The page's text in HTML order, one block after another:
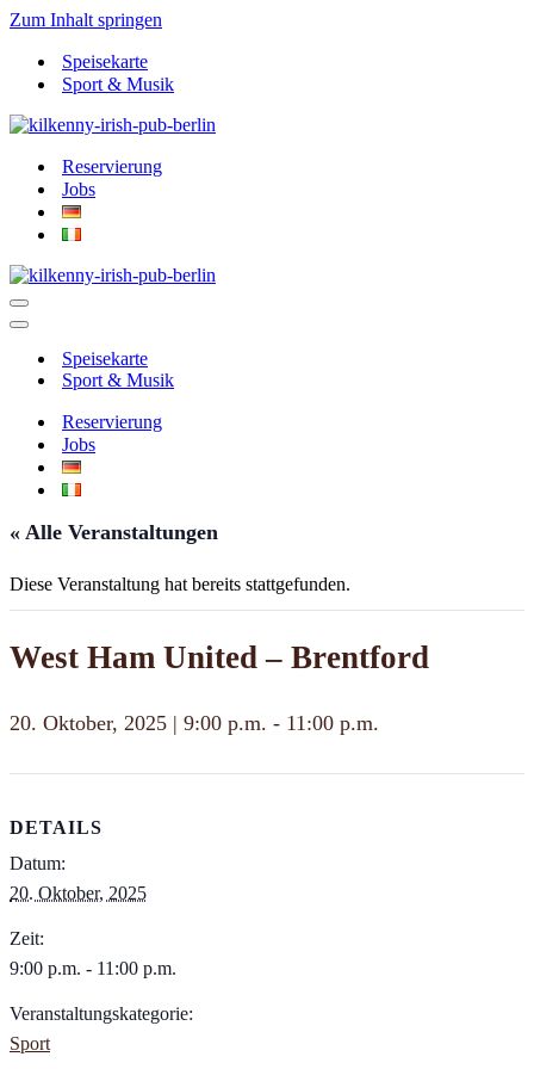
Zum Inhalt springen
Speisekarte
Sport & Musik
Reservierung
Jobs
Navigationsmenü
Navigationsmenü
Speisekarte
Sport & Musik
Reservierung
Jobs
« Alle Veranstaltungen
Diese Veranstaltung hat bereits stattgefunden.
West Ham United – Brentford
20. Oktober, 2025 | 9:00 p.m. - 11:00 p.m.
DETAILS
Datum:
20. Oktober, 2025
Zeit:
9:00 p.m. - 11:00 p.m.
Veranstaltungskategorie:
Sport